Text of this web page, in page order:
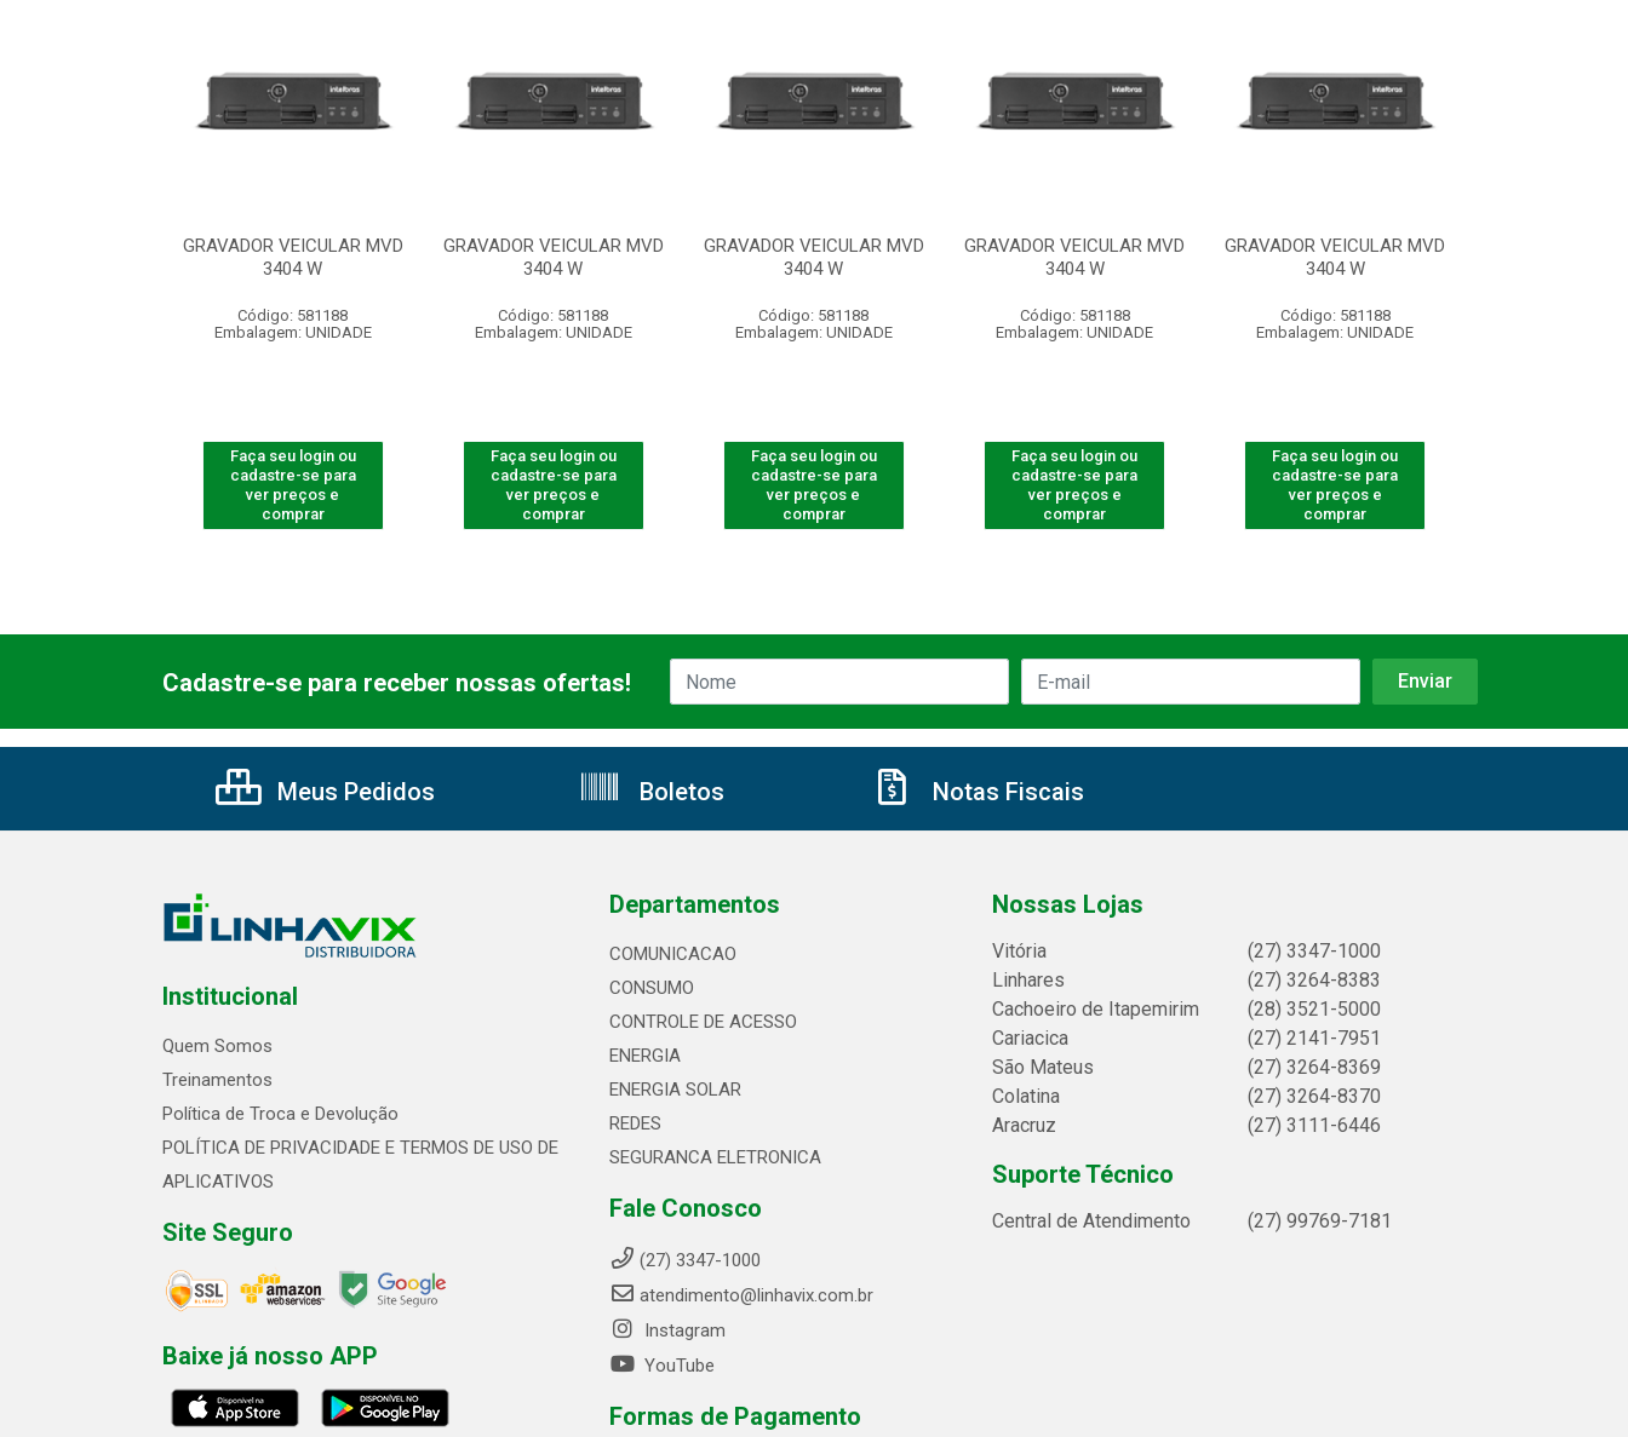
GRAVADOR VEICULAR MVD
3404 W
Código: 581188
Embalagem: UNIDADE
Faça seu login ou
cadastre-se para
ver preços e
comprar
GRAVADOR VEICULAR MVD
3404 W
Código: 581188
Embalagem: UNIDADE
Faça seu login ou
cadastre-se para
ver preços e
comprar
GRAVADOR VEICULAR MVD
3404 W
Código: 581188
Embalagem: UNIDADE
Faça seu login ou
cadastre-se para
ver preços e
comprar
GRAVADOR VEICULAR MVD
3404 W
Código: 581188
Embalagem: UNIDADE
Faça seu login ou
cadastre-se para
ver preços e
comprar
GRAVADOR VEICULAR MVD
3404 W
Código: 581188
Embalagem: UNIDADE
Faça seu login ou
cadastre-se para
ver preços e
comprar
Cadastre-se para receber nossas ofertas!
Meus Pedidos Boletos Notas Fiscais
Institucional
Quem Somos
Treinamentos
Política de Troca e Devolução
POLÍTICA DE PRIVACIDADE E TERMOS DE USO DE
APLICATIVOS
Site Seguro
Baixe já nosso APP
Departamentos
COMUNICACAO
CONSUMO
CONTROLE DE ACESSO
ENERGIA
ENERGIA SOLAR
REDES
SEGURANCA ELETRONICA
Fale Conosco
(27) 3347-1000
atendimento@linhavix.com.br
Instagram
YouTube
Formas de Pagamento
Nossas Lojas
Vitória
(27) 3347-1000
Linhares
(27) 3264-8383
Cachoeiro de Itapemirim
(28) 3521-5000
Cariacica
(27) 2141-7951
São Mateus
(27) 3264-8369
Colatina
(27) 3264-8370
Aracruz
(27) 3111-6446
Suporte Técnico
Central de Atendimento (27) 99769-7181